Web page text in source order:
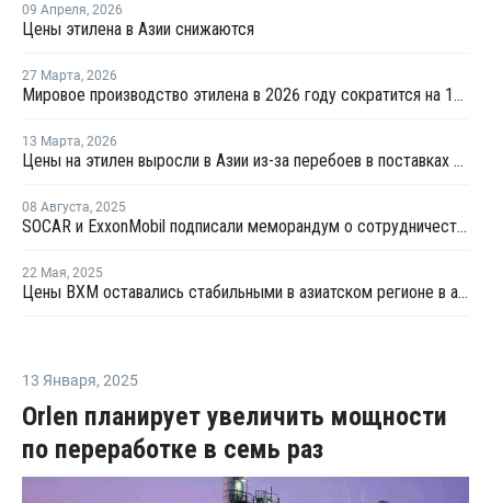
09 Апреля, 2026
Цены этилена в Азии снижаются
27 Марта, 2026
Мировое производство этилена в 2026 году сократится на 12% на фоне конфликта на Ближнем Востоке
13 Марта, 2026
Цены на этилен выросли в Азии из-за перебоев в поставках и повышения цен на энергоносители
08 Августа, 2025
SOCAR и ExxonMobil подписали меморандум о сотрудничестве
22 Мая, 2025
Цены ВХМ оставались стабильными в азиатском регионе в апреле
13 Января, 2025
Orlen планирует увеличить мощности
по переработке в семь раз